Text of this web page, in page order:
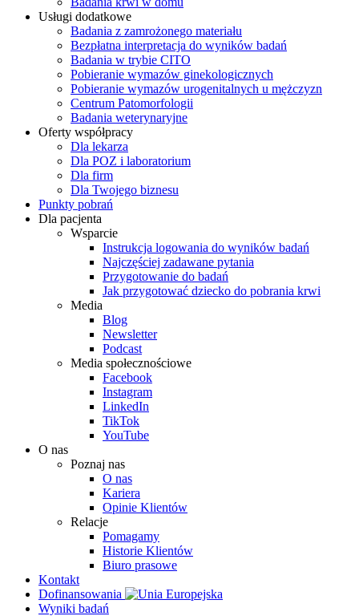
Usługi dodatkowe
Badania z zamrożonego materiału
Bezpłatna interpretacja do wyników badań
Badania w trybie CITO
Pobieranie wymazów ginekologicznych
Pobieranie wymazów urogenitalnych u mężczyzn
Centrum Patomorfologii
Badania weterynaryjne
Oferty współpracy
Dla lekarza
Dla POZ i laboratorium
Dla firm
Dla Twojego biznesu
Punkty pobrań
Dla pacjenta
Wsparcie
Instrukcja logowania do wyników badań
Najczęściej zadawane pytania
Przygotowanie do badań
Jak przygotować dziecko do pobrania krwi
Media
Blog
Newsletter
Podcast
Media społecznościowe
Facebook
Instagram
LinkedIn
TikTok
YouTube
O nas
Poznaj nas
O nas
Kariera
Opinie Klientów
Relacje
Pomagamy
Historie Klientów
Biuro prasowe
Kontakt
Dofinansowania
Wyniki badań